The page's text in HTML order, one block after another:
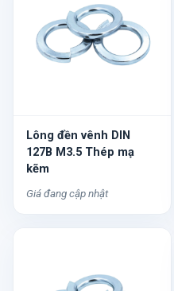
Lông đền vênh DIN
127B M3.5 Thép mạ
kẽm
Giá đang cập nhật